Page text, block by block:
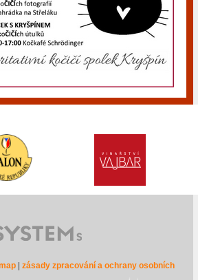
| zásady zpracování a ochrany osobních